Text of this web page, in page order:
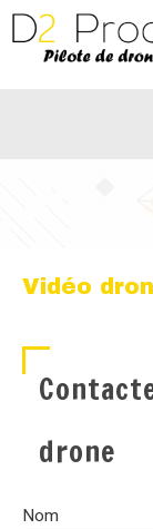
Vidéo
drone
Nom